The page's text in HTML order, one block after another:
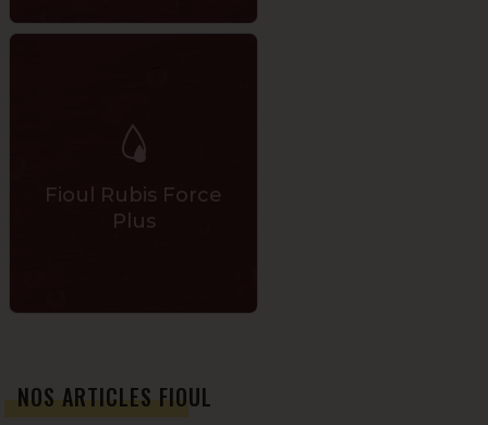
Fioul Rubis Force
Plus
NOS ARTICLES FIOUL